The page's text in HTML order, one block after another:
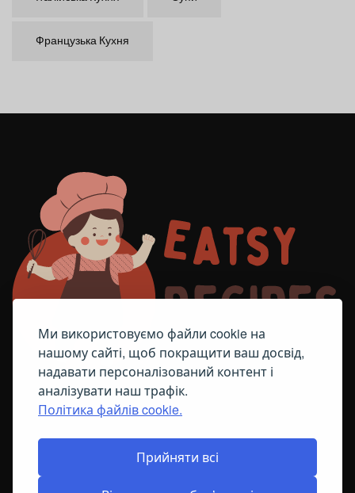
Ми використовуємо файли cookie на
нашому сайті, щоб покращити ваш досвід,
надавати персоналізований контент і
аналізувати наш трафік.
Політика файлів cookie.
Прийняти всі
Французька Кухня
ПОЛІТИКА ЩОДО ФАЙЛІВ COOKIE